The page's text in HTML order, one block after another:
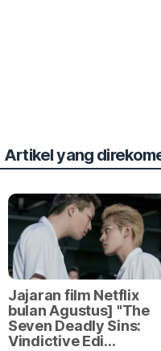
Artikel yang
Jajaran film Netflix
bulan Agustus] "The
Seven Deadly Sins:
Vindictive Edi…